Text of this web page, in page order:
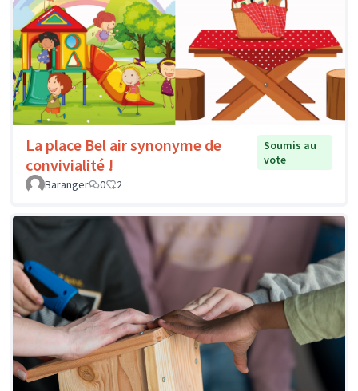
La place Bel air synonyme de
convivialité !
Soumis au
vote
Baranger
0 2